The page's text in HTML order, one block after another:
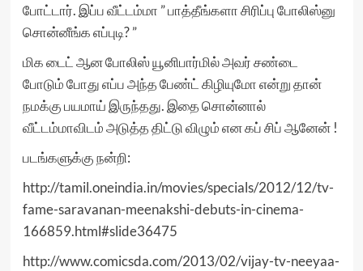
போட்டார். இப்ப வீட்டம்மா ” பாத்தீங்களா சிரிப்பு போலிஸ்னு
சொன்னீங்க எப்புடி? ”
மிக டைட் ஆன போலிஸ் யூனிபார்மில் அவர் சண்டை
போடும் போது எப்ப அந்த பேண்ட் கிழியுமோ என்று தான்
நமக்கு பயமாய் இருந்தது. இதை சொன்னால்
வீட்டம்மாவிடம் அடுத்த திட்டு விழும் என கப் சிப் ஆனேன் !
படங்களுக்கு நன்றி:
http://tamil.oneindia.in/movies/specials/2012/12/tv-
fame-saravanan-meenakshi-debuts-in-cinema-
166859.html#slide36475
http://www.comicsda.com/2013/02/vijay-tv-neeyaa-